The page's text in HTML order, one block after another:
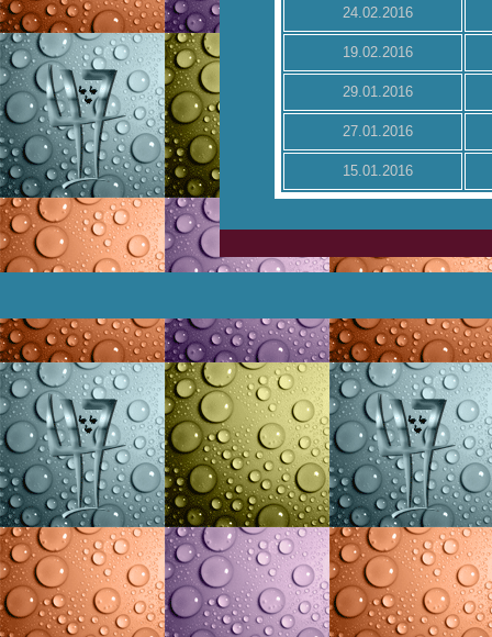
24.02.2016
19.02.2016
29.01.2016
27.01.2016
15.01.2016